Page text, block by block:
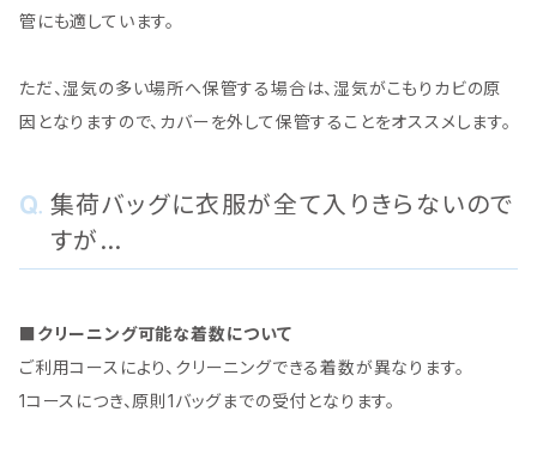
管にも適しています。
ただ、湿気の多い場所へ保管する場合は、湿気がこもりカビの原
因となりますので、カバーを外して保管することをオススメします。
集荷バッグに衣服が全て入りきらないので
すが…
■クリーニング可能な着数について
ご利用コースにより、クリーニングできる着数が異なります。
1コースにつき、原則1バッグまでの受付となります。